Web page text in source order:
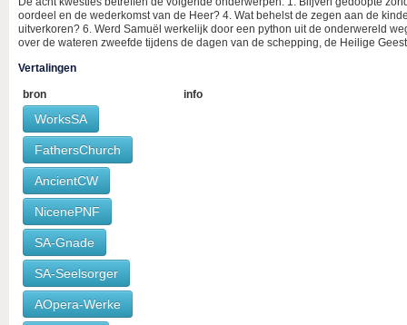
oordeel en de wederkomst van de Heer? 4. Wat behelst de zegen aan de
uitverkoren? 6. Werd Samuël werkelijk door een python uit de onderwereld
over de wateren zweefde tijdens de dagen van de schepping, de Heilige
Vertalingen
bron info
WorksSA
FathersChurch
AncientCW
NicenePNF
SA-Gnade
SA-Seelsorger
AOpera-Werke